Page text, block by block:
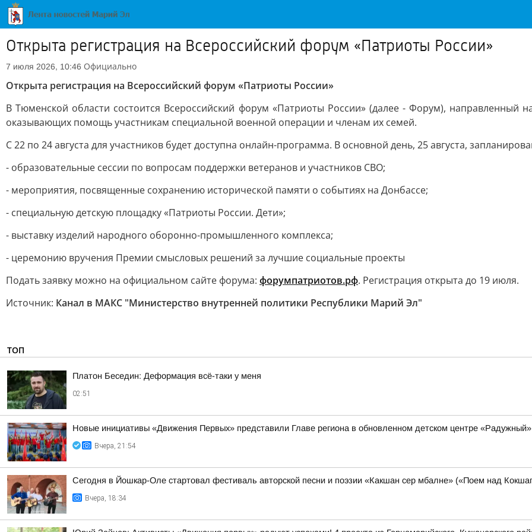
Открыта регистрация на Всероссийский форум «Патриоты России»
7 июля 2026, 10:46 Официально
Открыта регистрация на Всероссийский форум «Патриоты России»
В Тюменской области состоится Всероссийский форум «Патриоты России» (далее - Форум), направленный
оказывающих помощь участникам специальной военной операции и членам их семей.
С 22 по 24 августа для участников будет доступна онлайн-программа. В основной день, 25 августа,
- образовательные сессии по вопросам поддержки ветеранов и участников СВО;
- мероприятия, посвященные сохранению исторической памяти о событиях на Донбассе;
- специальную детскую площадку «Патриоты России. Дети»;
- выставку изделий народного оборонно-промышленного комплекса;
- церемонию вручения Премии смысловых решений за лучшие социальные проекты
Подать заявку можно на официальном сайте форума: форумпатриотов.рф. Регистрация открыта до 19 июля.
Источник: Канал в МАКС "Министерство внутренней политики Республики Марий Эл"
ТОП
Платон Беседин: Деформация всё-таки у меня
02:51
Новые инициативы «Движения Первых» представили Главе региона в обновленном детском центре «Радужный»
Вчера, 21:54
Сегодня в Йошкар-Оле стартовал фестиваль авторской песни и поэзии «Какшан сер мбалне» («Поем над
Вчера, 18:34